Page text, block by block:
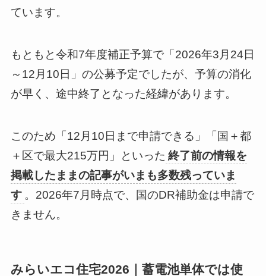
ています。
もともと令和7年度補正予算で「2026年3月24日
～12月10日」の公募予定でしたが、予算の消化
が早く、途中終了となった経緯があります。
このため「12月10日まで申請できる」「国＋都
＋区で最大215万円」といった 終了前の情報を
掲載したままの記事がいまも多数残っていま
す 。2026年7月時点で、国のDR補助金は申請で
きません。
みらいエコ住宅2026｜蓄電池単体では使